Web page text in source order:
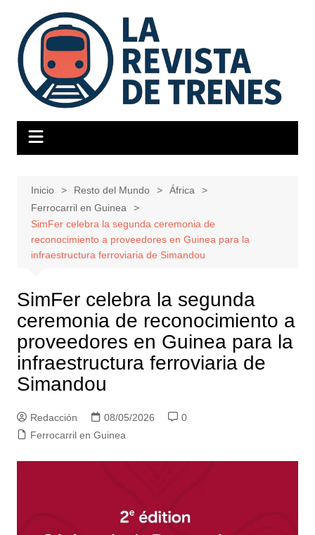
contenido
Inicio Resto del Mundo
África
Ferrocarril en Guinea
SimFer celebra la segunda ceremonia de
reconocimiento a proveedores en Guinea para la
infraestructura ferroviaria de Simandou
SimFer celebra la segunda
ceremonia de reconocimiento a
proveedores en Guinea para la
infraestructura ferroviaria de
Simandou
Redacción 08/05/2026
0
Ferrocarril en Guinea